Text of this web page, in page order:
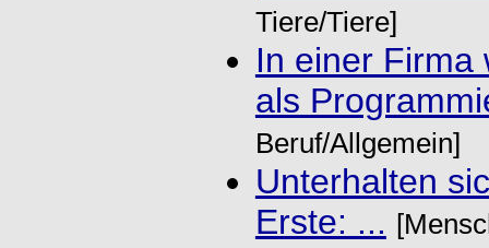
Tiere/Tiere]
In einer Firma
als
Beruf/Allgemein]
Unterhalten
Erste: ...